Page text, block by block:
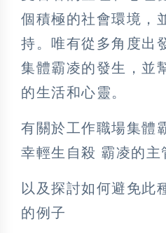
個積極的社會環境，
持。唯有從多角度出
集體霸凌的發生，並
的生活和心靈。
有關於工作職場集體
幸輕生自殺 霸凌的主
以及探討如何避免此
的例子